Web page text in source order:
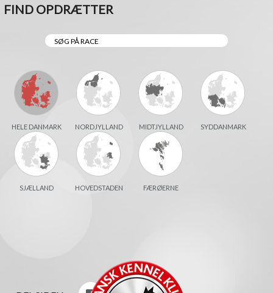
FIND OPDRÆTTER
HELE DANMARK NORDJYLLAND MIDTJYLLAND SYDDANMARK
SJÆLLAND HOVEDSTADEN FÆRØERNE